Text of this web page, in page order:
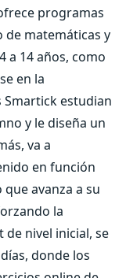
programas
de matemáticas y
a 14 años, como
en la
estudian
y le diseña un
va a
en función
avanza a su
la
nivel inicial, se
donde los